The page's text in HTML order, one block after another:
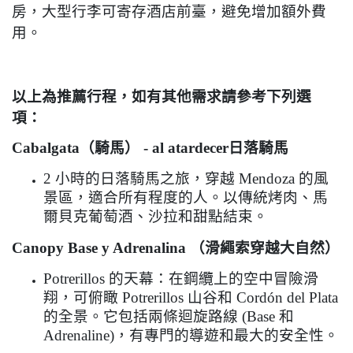
房，大型行李可寄存酒店前臺，避免增加額外費
用。
以上為推薦行程，如有其他需求請參考下列選
項：
Cabalgata （騎馬） - al atardecer 日落騎馬
2 小時的日落騎馬之旅，穿越 Mendoza 的風
景區，適合所有程度的人。以傳統烤肉、馬
爾貝克葡萄酒、沙拉和甜點結束。
Canopy Base y Adrenalina
（滑繩索穿越大自然）
Potrerillos 的天幕：在鋼纜上的空中冒險滑
翔，可俯瞰 Potrerillos 山谷和 Cordón del Plata
的全景。它包括兩條迴旋路線 (Base 和
Adrenaline) ，有專門的導遊和最大的安全性。